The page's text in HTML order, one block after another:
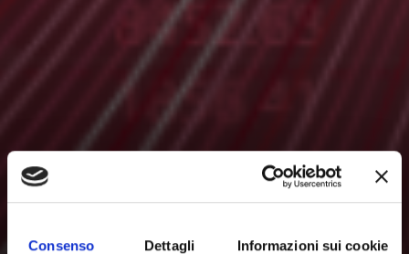
Consenso Dettagli Informazioni sui cookie